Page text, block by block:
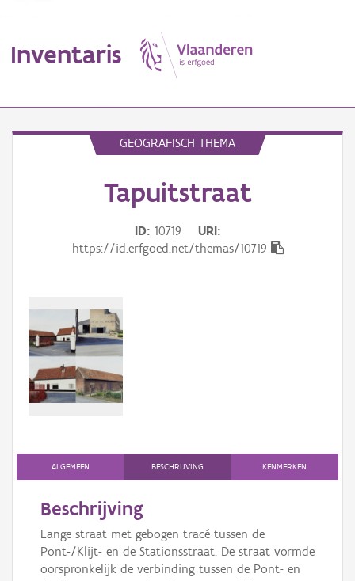
Inventaris
Gebeurtenis
Persoon of collectief
Downloads
Aanmelden
GEOGRAFISCH THEMA
Tapuitstraat
ID 10719
URI
https://id.erfgoed.net/themas/10719
ALGEMEEN BESCHRIJVING KENMERKEN
Beschrijving
Lange straat met gebogen tracé tussen de
Pont-/Klijt- en de Stationsstraat. De straat vormde
oorspronkelijk de verbinding tussen de Pont- en